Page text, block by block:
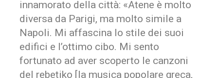
innamorato della città: «Atene è molto
diversa da Parigi, ma molto simile a
Napoli. Mi affascina lo stile dei suoi
edifici e l’ottimo cibo. Mi sento
fortunato ad aver scoperto le canzoni
del rebetiko [la musica popolare greca,